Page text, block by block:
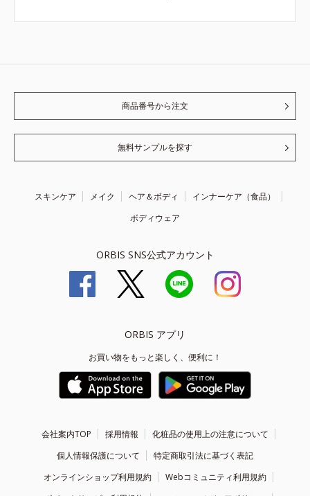
商品番号から注文
無料サンプルを探す
スキンケア メイク ヘア＆ボディ
インナーケア（食品）
ボディウェア
ORBIS SNS公式アカウント
ORBIS アプリ
お買い物をもっと楽しく、便利に！
会社案内TOP 採用情報
化粧品の使用上の注意について
個人情報保護について
特定商取引法に基づく表記
オンラインショップ利用規約
Webコミュニティ利用規約